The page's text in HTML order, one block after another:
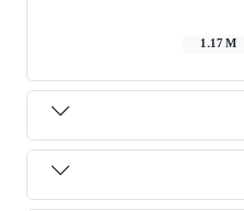
1.17 M